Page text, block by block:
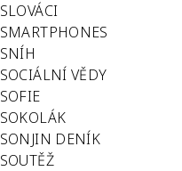
SLOVÁCI
SMARTPHONES
SNÍH
SOCIÁLNÍ VĚDY
SOFIE
SOKOLÁK
SONJIN DENÍK
SOUTĚŽ